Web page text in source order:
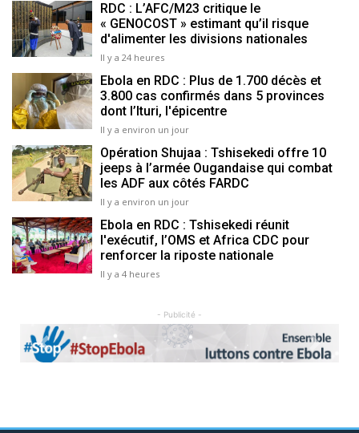
RDC : L’AFC/M23 critique le
« GENOCOST » estimant qu’il risque
d'alimenter les divisions nationales
Il y a 24 heures
Ebola en RDC : Plus de 1.700 décès et
3.800 cas confirmés dans 5 provinces
dont l’Ituri, l'épicentre
Il y a environ un jour
Opération Shujaa : Tshisekedi offre 10
jeeps à l’armée Ougandaise qui combat
les ADF aux côtés FARDC
Il y a environ un jour
Ebola en RDC : Tshisekedi réunit
l'exécutif, l’OMS et Africa CDC pour
renforcer la riposte nationale
Il y a 4 heures
- Publicité -
Previous Next